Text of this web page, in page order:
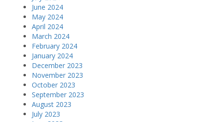
June 2024
May 2024
April 2024
March 2024
February 2024
January 2024
December 2023
November 2023
October 2023
September 2023
August 2023
July 2023